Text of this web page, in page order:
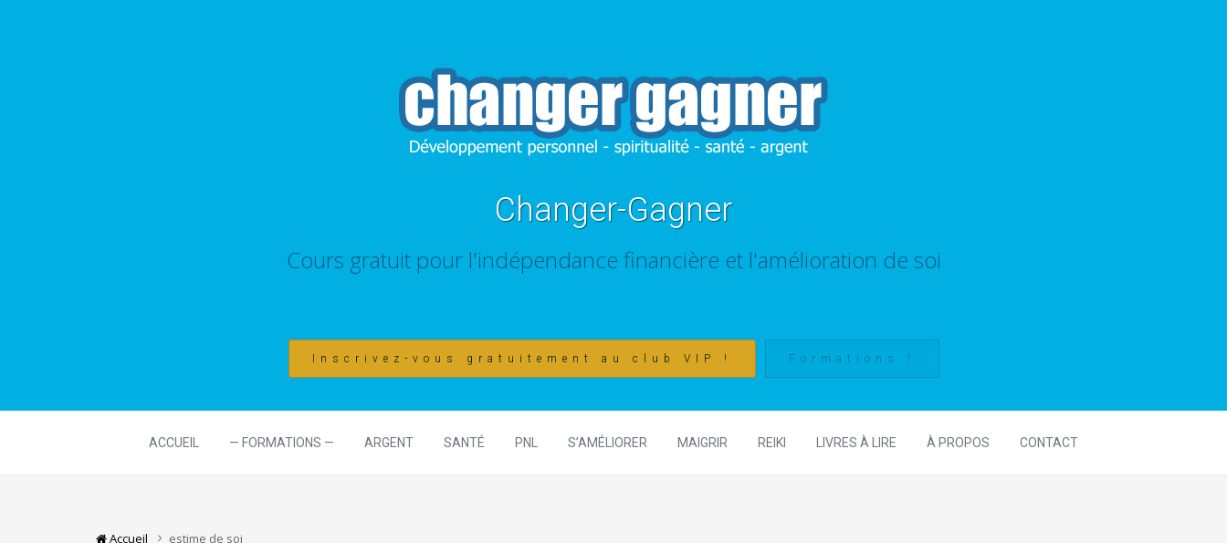
Changer-Gagner
Cours gratuit pour l'indépendance financière et l'amélioration de soi
Inscrivez-vous gratuitement au club VIP ! Formations !
ACCUEIL — FORMATIONS — ARGENT SANTÉ PNL S’AMÉLIORER MAIGRIR REIKI LIVRES À LIRE À PROPOS CONTACT
Accueil estime de soi